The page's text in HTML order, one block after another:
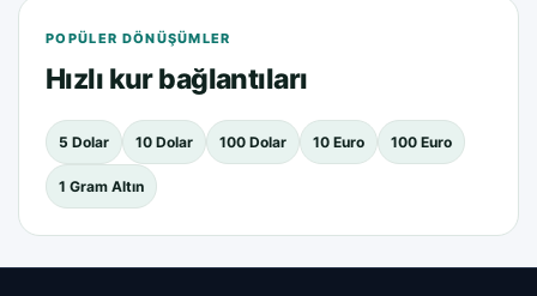
POPÜLER DÖNÜŞÜMLER
Hızlı kur bağlantıları
5 Dolar 10 Dolar 100 Dolar 10 Euro 100 Euro
1 Gram Altın